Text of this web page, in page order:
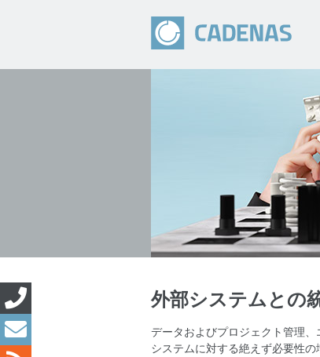
外部システムとの
データおよびプロジェクト管理
システムに対する絶えず必要性の